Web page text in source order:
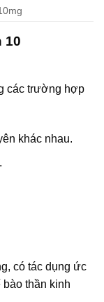
10
các trường hợp
khác nhau.
có tác dụng ức
bào thần kinh